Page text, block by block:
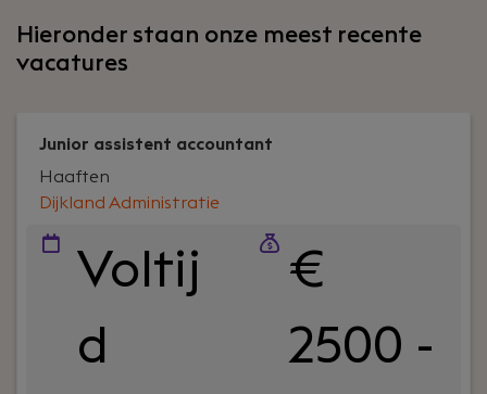
Hieronder staan onze meest recente
vacatures
Junior assistent accountant
Dijkland Administratie
Haaften
Voltij
d
€
2500 -